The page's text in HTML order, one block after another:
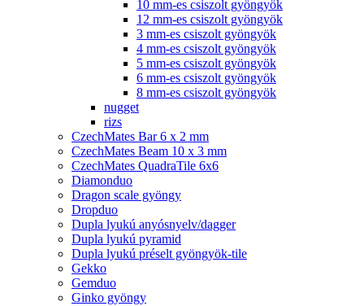
10 mm-es csiszolt gyöngyök
12 mm-es csiszolt gyöngyök
3 mm-es csiszolt gyöngyök
4 mm-es csiszolt gyöngyök
5 mm-es csiszolt gyöngyök
6 mm-es csiszolt gyöngyök
8 mm-es csiszolt gyöngyök
nugget
rizs
CzechMates Bar 6 x 2 mm
CzechMates Beam 10 x 3 mm
CzechMates QuadraTile 6x6
Diamonduo
Dragon scale gyöngy
Dropduo
Dupla lyukú anyósnyelv/dagger
Dupla lyukú pyramid
Dupla lyukú préselt gyöngyök-tile
Gekko
Gemduo
Ginko gyöngy